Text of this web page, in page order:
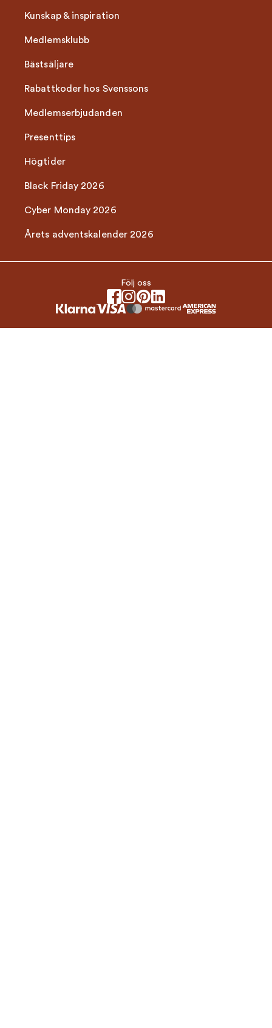
Kunskap & inspiration
Medlemsklubb
Bästsäljare
Rabattkoder hos Svenssons
Medlemserbjudanden
Presenttips
Högtider
Black Friday 2026
Cyber Monday 2026
Årets adventskalender 2026
Följ oss